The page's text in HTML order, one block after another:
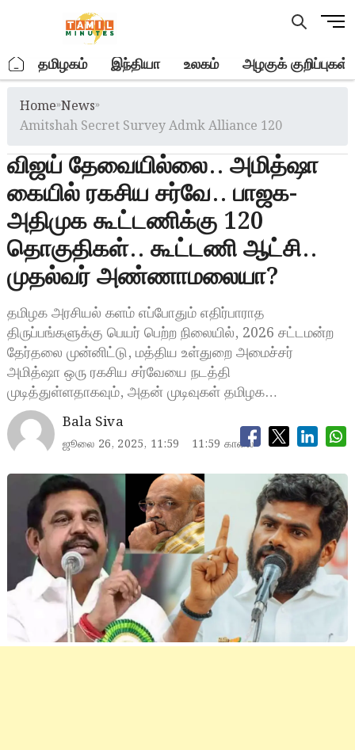
M
u
o
. தமிழகம் இந்தியா உலகம் அழகுக் குறிப்புகள்
Home»News»
Amitshah Secret Survey Admk Alliance 120
விஜய் தேவையில்லை.. அமித்ஷா
கையில் ரகசிய சர்வே.. பாஜக-
அதிமுக கூட்டணிக்கு 120
தொகுதிகள்.. கூட்டணி ஆட்சி..
முதல்வர் அண்ணாமலையா?
தமிழக அரசியல் களம் எப்போதும் எதிர்பாராத
திருப்பங்களுக்கு பெயர் பெற்ற நிலையில், 2026 சட்டமன்ற
தேர்தலை முன்னிட்டு, மத்திய உள்துறை அமைச்சர்
அமித்ஷா ஒரு ரகசிய சர்வேயை நடத்தி
முடித்துள்ளதாகவும், அதன் முடிவுகள் தமிழக…
Bala Siva
ஜூலை 26, 2025, 11:59 11:59 காலை